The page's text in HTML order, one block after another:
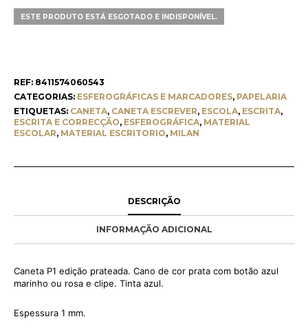
ESTE PRODUTO ESTÁ ESGOTADO E INDISPONÍVEL.
REF: 8411574060543
CATEGORIAS: ESFEROGRÁFICAS E MARCADORES, PAPELARIA
ETIQUETAS: CANETA, CANETA ESCREVER, ESCOLA, ESCRITA,
ESCRITA E CORRECÇÃO, ESFEROGRÁFICA, MATERIAL
ESCOLAR, MATERIAL ESCRITORIO, MILAN
DESCRIÇÃO
INFORMAÇÃO ADICIONAL
Caneta P1 edição prateada. Cano de cor prata com botão azul
marinho ou rosa e clipe. Tinta azul.
Espessura 1 mm.